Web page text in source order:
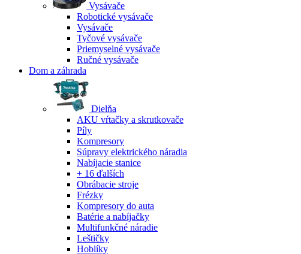
Vysávače
Robotické vysávače
Vysávače
Tyčové vysávače
Priemyselné vysávače
Ručné vysávače
Dom a záhrada
Dielňa
AKU vŕtačky a skrutkovače
Píly
Kompresory
Súpravy elektrického náradia
Nabíjacie stanice
+ 16 ďalších
Obrábacie stroje
Frézky
Kompresory do auta
Batérie a nabíjačky
Multifunkčné náradie
Leštičky
Hoblíky